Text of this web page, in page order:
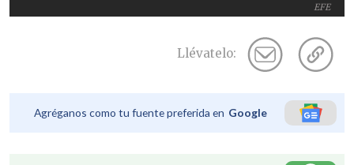
EFE
Llévatelo:
Agréganos como tu fuente preferida en Google